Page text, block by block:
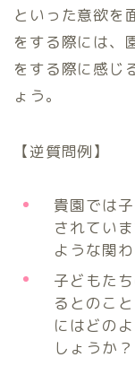
といった意欲を
をする際には、
をする際に感じ
ょう。
【逆質問例】
貴園では
されてい
ような関
子どもた
るとのこ
にはどの
しょうか？